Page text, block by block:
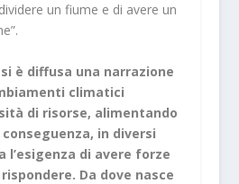
un fiume e di avere un
è diffusa una narrazione
climatici
di risorse, alimentando
in diversi
l’esigenza di avere forze
Da dove nasce